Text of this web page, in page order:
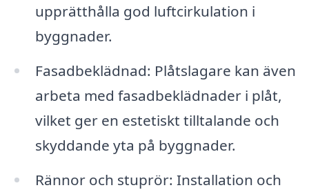
upprätthålla god luftcirkulation i
byggnader.
Fasadbeklädnad: Plåtslagare kan även
arbeta med fasadbeklädnader i plåt,
vilket ger en estetiskt tilltalande och
skyddande yta på byggnader.
Rännor och stuprör: Installation och